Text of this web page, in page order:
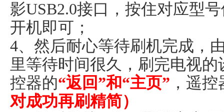
影USB2.0接口，按住对应型
开机即可；
4、然后耐心等待刷机完成，
里等待时间很久，刷完电视
控器的“返回”和“主页” ，遥
对成功再刷精简）